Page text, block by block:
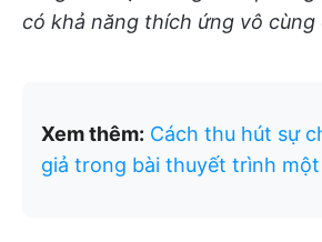
có khả năng thích ứng vô cùng
Xem thêm: Cách thu hút sự
giả trong bài thuyết trình một